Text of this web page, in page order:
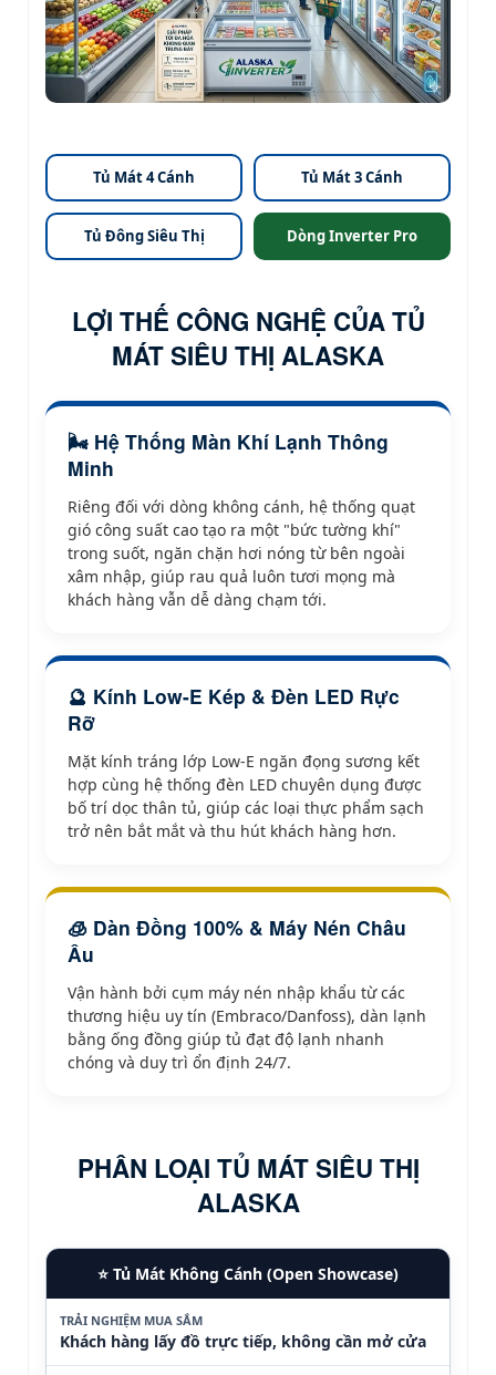
Tủ Mát 4 Cánh Tủ Mát 3 Cánh
Tủ Đông Siêu Thị Dòng Inverter Pro
LỢI THẾ CÔNG NGHỆ CỦA TỦ
MÁT SIÊU THỊ ALASKA
🌬️ Hệ Thống Màn Khí Lạnh Thông
Minh
Riêng đối với dòng không cánh, hệ thống quạt
gió công suất cao tạo ra một "bức tường khí"
trong suốt, ngăn chặn hơi nóng từ bên ngoài
xâm nhập, giúp rau quả luôn tươi mọng mà
khách hàng vẫn dễ dàng chạm tới.
🔮 Kính Low-E Kép & Đèn LED Rực
Rỡ
Mặt kính tráng lớp Low-E ngăn đọng sương kết
hợp cùng hệ thống đèn LED chuyên dụng được
bố trí dọc thân tủ, giúp các loại thực phẩm sạch
trở nên bắt mắt và thu hút khách hàng hơn.
🧊 Dàn Đồng 100% & Máy Nén Châu
Âu
Vận hành bởi cụm máy nén nhập khẩu từ các
thương hiệu uy tín (Embraco/Danfoss), dàn lạnh
bằng ống đồng giúp tủ đạt độ lạnh nhanh
chóng và duy trì ổn định 24/7.
PHÂN LOẠI TỦ MÁT SIÊU THỊ
ALASKA
⭐ Tủ Mát Không Cánh (Open Showcase)
TRẢI NGHIỆM MUA SẮM
Khách hàng lấy đồ trực tiếp, không cần mở cửa